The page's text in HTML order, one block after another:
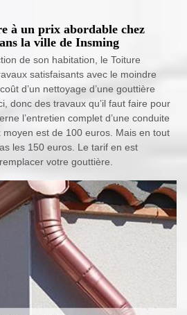
à un prix abordable chez
la ville de Insming
de son habitation, le Toiture
satisfaisants avec le moindre
d’un nettoyage d’une gouttière
donc des travaux qu’il faut faire pour
l’entretien complet d’une conduite
moyen est de 100 euros. Mais en tout
les 150 euros. Le tarif en est
votre gouttière.